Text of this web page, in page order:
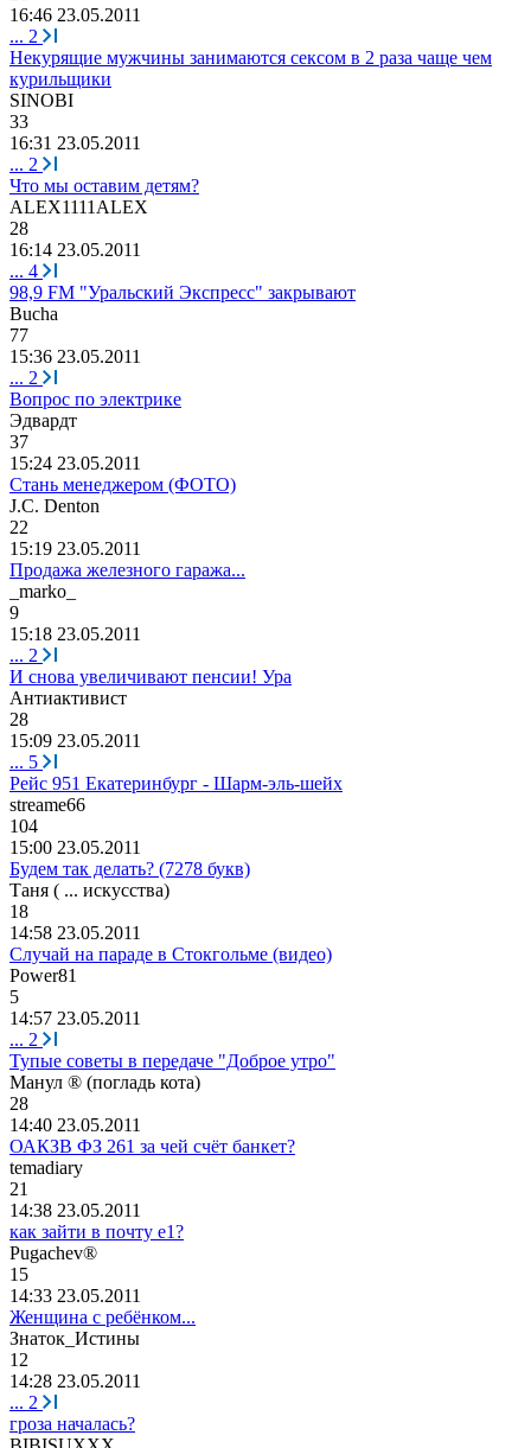
16:46 23.05.2011
... 2
Некурящие мужчины занимаются сексом в 2 раза чаще чем
курильщики
SINOBI
33
16:31 23.05.2011
... 2
Что мы оставим детям?
ALEX1111ALEX
28
16:14 23.05.2011
... 4
98,9 FM "Уральский Экспресс" закрывают
Вuсhа
77
15:36 23.05.2011
... 2
Вопрос по электрике
Эдвардт
37
15:24 23.05.2011
Стань менеджером (ФОТО)
J.C. Denton
22
15:19 23.05.2011
Продажа железного гаража...
_marko_
9
15:18 23.05.2011
... 2
И снова увеличивают пенсии! Ура
Антиактивист
28
15:09 23.05.2011
... 5
Рейс 951 Екатеринбург - Шарм-эль-шейх
streame66
104
15:00 23.05.2011
Будем так делать? (7278 букв)
Таня ( ... искусства)
18
14:58 23.05.2011
Случай на параде в Стокгольме (видео)
Power81
5
14:57 23.05.2011
... 2
Тупые советы в передаче "Доброе утро"
Манул ® (погладь кота)
28
14:40 23.05.2011
ОАКЗВ ФЗ 261 за чей счёт банкет?
temadiary
21
14:38 23.05.2011
как зайти в почту е1?
Pugachev®
15
14:33 23.05.2011
Женщина с ребёнком...
Знаток Истины
12
14:28 23.05.2011
... 2
гроза началась?